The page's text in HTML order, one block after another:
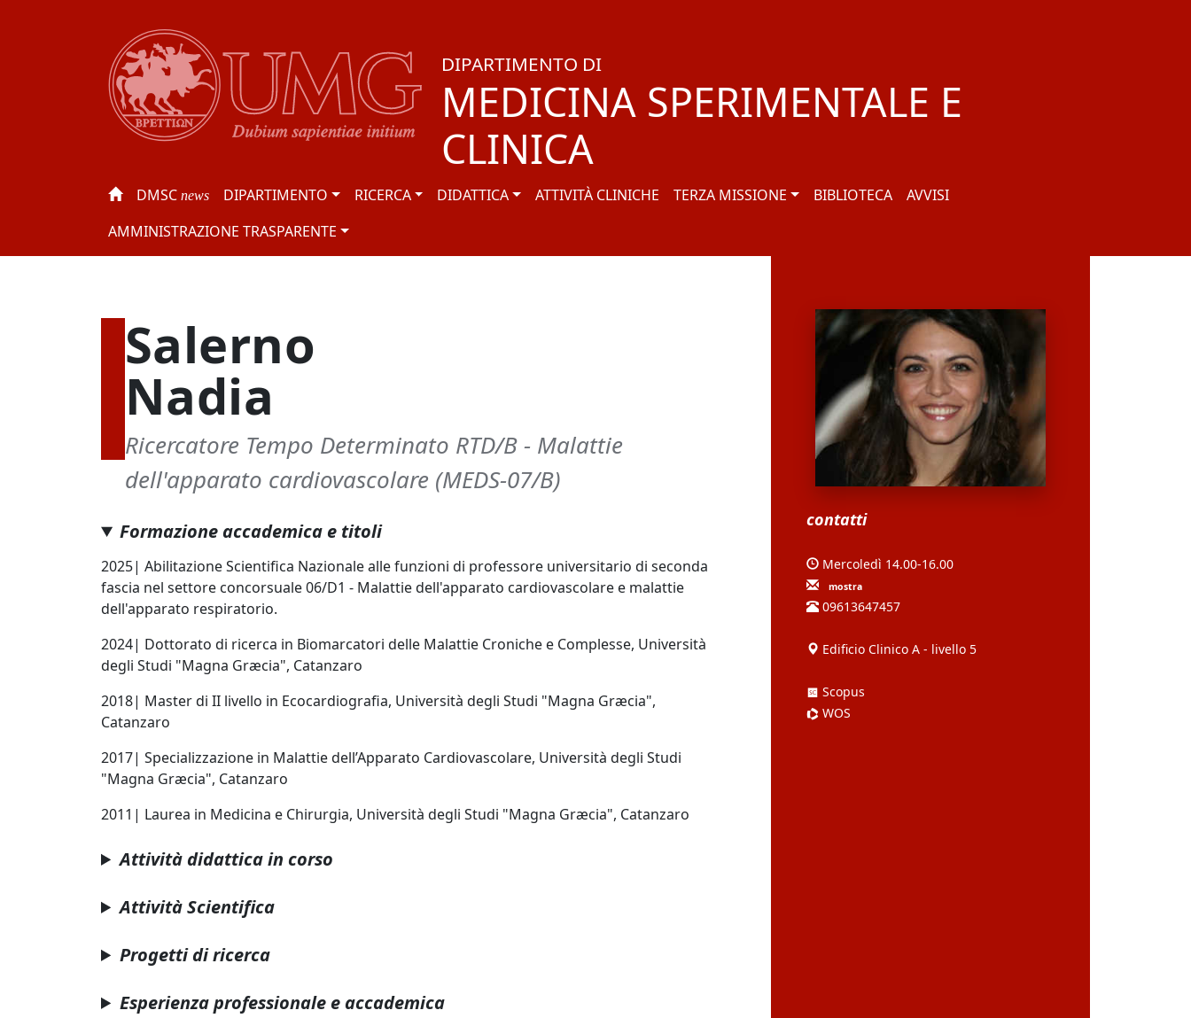
DIPARTIMENTO DI
MEDICINA SPERIMENTALE E
CLINICA
DMSC news DIPARTIMENTO RICERCA DIDATTICA ATTIVITÀ CLINICHE TERZA MISSIONE BIBLIOTECA
AVVISI
AMMINISTRAZIONE TRASPARENTE
Salerno
Nadia
Ricercatore Tempo Determinato RTD/B - Malattie
dell'apparato cardiovascolare (MEDS-07/B)
Formazione accademica e titoli
2025| Abilitazione Scientifica Nazionale alle funzioni di professore universitario di seconda
fascia nel settore concorsuale 06/D1 - Malattie dell'apparato cardiovascolare e malattie
dell'apparato respiratorio.
2024| Dottorato di ricerca in Biomarcatori delle Malattie Croniche e Complesse, Università
degli Studi "Magna Græcia", Catanzaro
2018| Master di II livello in Ecocardiografia, Università degli Studi "Magna Græcia",
Catanzaro
2017| Specializzazione in Malattie dell’Apparato Cardiovascolare, Università degli Studi
"Magna Græcia", Catanzaro
2011| Laurea in Medicina e Chirurgia, Università degli Studi "Magna Græcia", Catanzaro
Attività didattica in corso
Attività Scientifica
Progetti di ricerca
Esperienza professionale e accademica
contatti
Mercoledì 14.00-16.00
mostra
09613647457
Edificio Clinico A - livello 5
Scopus
WOS